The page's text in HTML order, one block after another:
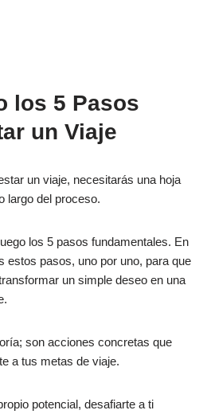
los 5 Pasos
un Viaje
un viaje, necesitarás una hoja
largo del proceso.
los 5 pasos fundamentales. En
estos pasos, uno por uno, para que
un simple deseo en una
son acciones concretas que
a tus metas de viaje.
potencial, desafiarte a ti